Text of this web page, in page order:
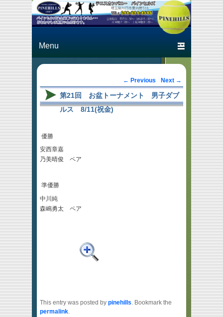
テニスカン
Just another テニスカン
パニー パインヒルズ
Post navigation
← Previous Next →
第21回 お盆トーナメント 男子ダブ
ルス 8/11(祝金)
優勝
安西章嘉
乃美晴俊 ペア
準優勝
中川純
森嶋勇太 ペア
This entry was posted by pinehills. Bookmark the
permalink.